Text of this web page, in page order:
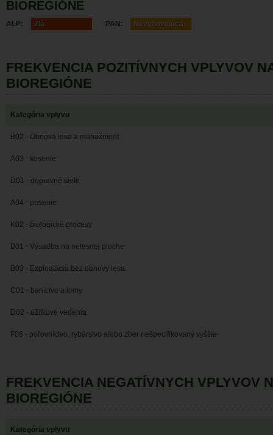
BIOREGIÓNE
ALP: Zlá PAN: Nevyhovujúca
FREKVENCIA POZITÍVNYCH VPLYVOV
BIOREGIÓNE
Kategória vplyvu
B02 - Obnova lesa a manažment
A03 - kosenie
D01 - dopravné siete
A04 - pasenie
K02 - biologické procesy
B01 - Výsadba na nelesnej ploche
B03 - Exploatácia bez obnovy lesa
C01 - baníctvo a lomy
D02 - úžitkové vedenia
F06 - poľovníctvo, rybárstvo alebo zber nešpecifikovaný vyššie
FREKVENCIA NEGATÍVNYCH VPLYVOV
BIOREGIÓNE
Kategória vplyvu